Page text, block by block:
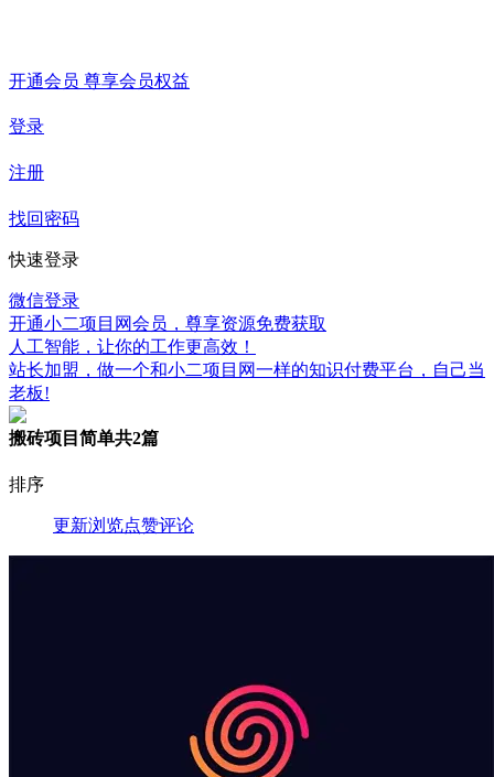
开通会员 尊享会员权益
登录
注册
找回密码
快速登录
微信登录
开通小二项目网会员，尊享资源免费获取
人工智能，让你的工作更高效！
站长加盟，做一个和小二项目网一样的知识付费平台，自己当
老板!
搬砖项目简单共2篇
排序
更新浏览点赞评论